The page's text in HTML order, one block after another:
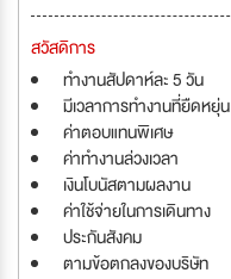
สวัสดิการ
ทำงานสัปดาห์ละ 5 วัน
มีเวลาการทำงานที่ยืดหยุ่น
ค่าตอบแทนพิเศษ
ค่าทำงานล่วงเวลา
เงินโบนัสตามผลงาน
ค่าใช้จ่ายในการเดินทาง
ประกันสังคม
ตามข้อตกลงของบริษัท